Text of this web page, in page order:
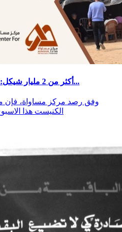
أكثر من 2 مليار شيكل: تقليص كبير بميزانيات المجتمع...
الكنيست هذا الاسبوع